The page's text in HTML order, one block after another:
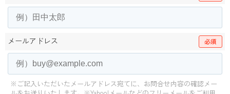
メールアドレス 必須
※ご記入いただいたメールアドレス宛てに、お問合せ内容の確認メー